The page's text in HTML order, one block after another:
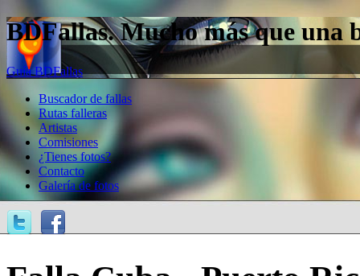
BDFallas. Mucho más que una
Guía BDFallas
Buscador de fallas
Rutas falleras
Artistas
Comisiones
¿Tienes fotos?
Contacto
Galería de fotos